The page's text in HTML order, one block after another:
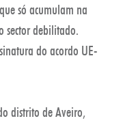
só acumulam na
sector debilitado.
do acordo UE-
distrito de Aveiro,